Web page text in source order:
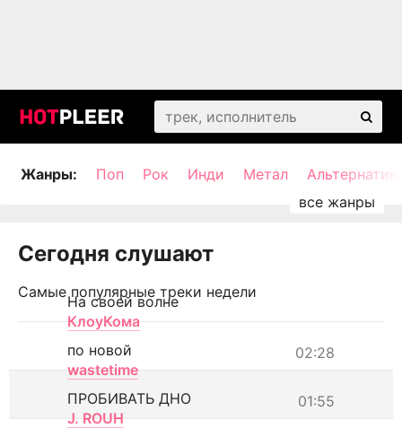
Жанры: Поп Рок Инди Метал
Сегодня слушают
Самые популярные треки недели
На своей волне
КлоуКома
02:28
по новой
wastetime
01:55
ПРОБИВАТЬ ДНО
J. ROUH